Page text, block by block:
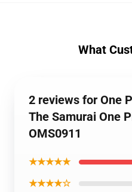
What
2 reviews for One
The Samurai One
OMS0911
★★★★★
★★★★☆